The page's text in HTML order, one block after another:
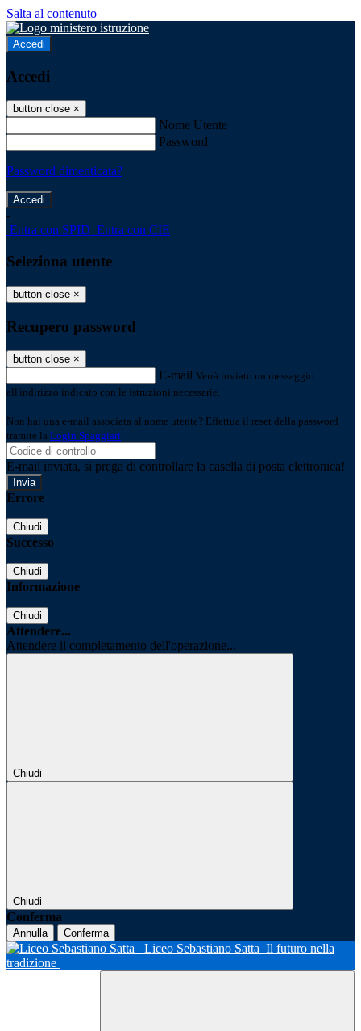
Salta al contenuto
Accedi
Accedi
button close ×
Nome Utente
Password
Password dimenticata?
-
Entra con SPID Entra con CIE
Seleziona utente
button close ×
Recupero password
button close ×
E-mail Verrà inviato un messaggio
all'indirizzo indicato con le istruzioni necessarie.
Non hai una e-mail associata al nome utente? Effettua il reset della password
tramite la Login Spaggiari
E-mail inviata, si prega di controllare la casella di posta elettronica!
Errore
Chiudi
Successo
Chiudi
Informazione
Chiudi
Attendere...
Attendere il completamento dell'operazione...
Chiudi
Chiudi
Conferma
Annulla Conferma
Liceo Sebastiano Satta Il futuro nella
tradizione